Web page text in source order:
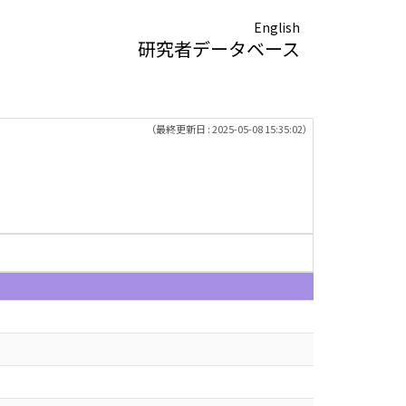
English
研究者データベース
（最終更新日 : 2025-05-08 15:35:02）